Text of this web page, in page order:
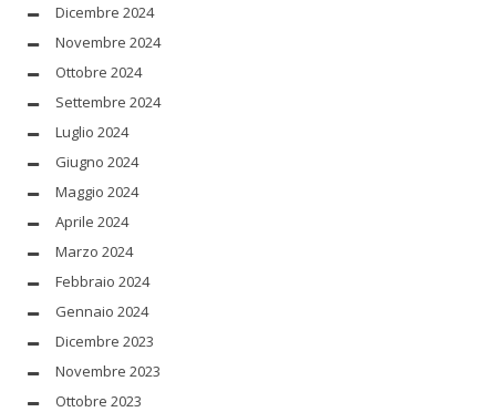
Dicembre 2024
Novembre 2024
Ottobre 2024
Settembre 2024
Luglio 2024
Giugno 2024
Maggio 2024
Aprile 2024
Marzo 2024
Febbraio 2024
Gennaio 2024
Dicembre 2023
Novembre 2023
Ottobre 2023